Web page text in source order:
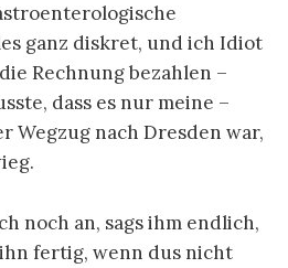
ganz diskret, und ich Idiot
Rechnung bezahlen –
dass es nur meine –
Wegzug nach Dresden war,
noch an, sags ihm endlich,
fertig, wenn dus nicht